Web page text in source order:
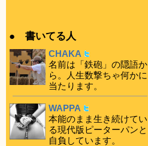
● 書いてる人
CHAKA
名前は「鉄砲」の隠語か
ら。人生数撃ちゃ何かに
当たります。
WAPPA
本能のまま生き続けてい
る現代版ピーターパンと
自負しています。